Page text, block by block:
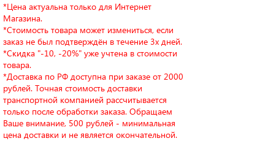
*Цена актуальна только для Интернет
Магазина.
*Стоимость товара может измениться, если
заказ не был подтверждён в течение 3х дней.
*Скидка "-10, -20%" уже учтена в стоимости
товара.
*Доставка по РФ доступна при заказе от 2000
рублей. Точная стоимость доставки
транспортной компанией рассчитывается
только после обработки заказа. Обращаем
Ваше внимание, 500 рублей - минимальная
цена доставки и не является окончательной.